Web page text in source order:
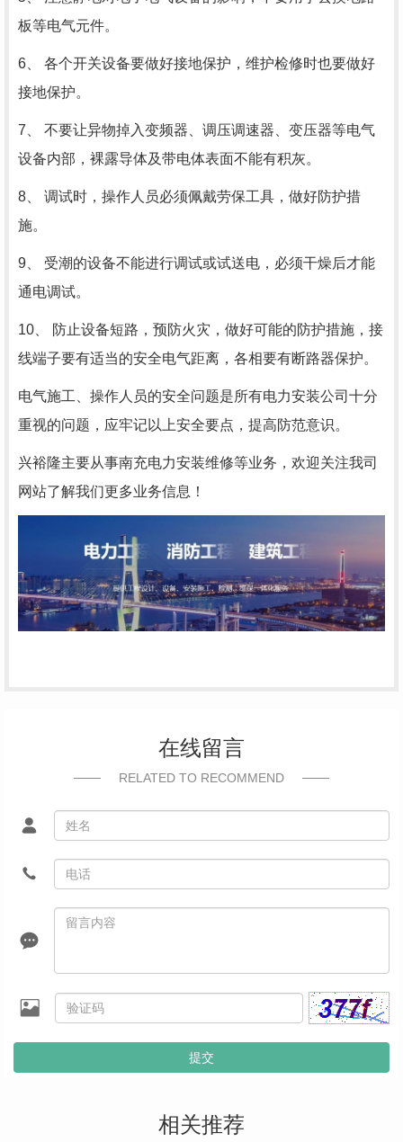
板等电气元件。
6、 各个开关设备要做好接地保护，维护检修时也要做好
接地保护。
7、 不要让异物掉入变频器、调压调速器、变压器等电气
设备内部，裸露导体及带电体表面不能有积灰。
8、 调试时，操作人员必须佩戴劳保工具，做好防护措
施。
9、 受潮的设备不能进行调试或试送电，必须干燥后才能
通电调试。
10、 防止设备短路，预防火灾，做好可能的防护措施，接
线端子要有适当的安全电气距离，各相要有断路器保护。
电气施工、操作人员的安全问题是所有电力安装公司十分
重视的问题，应牢记以上安全要点，提高防范意识。
兴裕隆主要从事南充电力安装维修等业务，欢迎关注我司
网站了解我们更多业务信息！
在线留言
RELATED TO RECOMMEND
提交
相关推荐